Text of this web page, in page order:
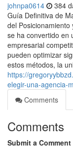
johnpa0614 384
Guía Definitiva de
del Posicionamiento
se ha convertido en
empresarial
pueden optimizar
estos métodos, la
https://
elegir-una-agencia-
Comments
Comments
Submit a Comment